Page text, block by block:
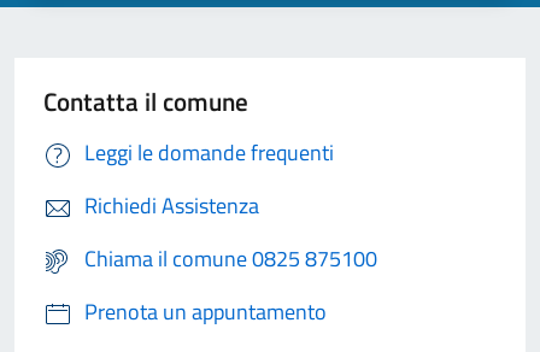
Contatta il comune
Leggi le domande frequenti
Richiedi Assistenza
Chiama il comune 0825 875100
Prenota un appuntamento